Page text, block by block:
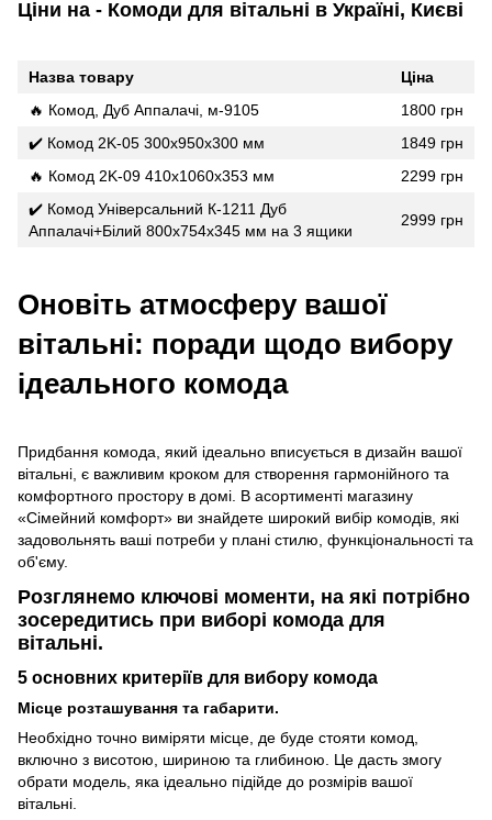
Ціни на - Комоди для вітальні в Україні, Києві
Назва товару
Ціна
🔥 Комод, Дуб Аппалачі, м-9105
1800 грн
✔️ Комод 2K-05 300х950х300 мм
1849 грн
🔥 Комод 2K-09 410х1060х353 мм
2299 грн
✔️ Комод Універсальний К-1211 Дуб
Аппалачі+Білий 800х754х345 мм на 3 ящики
2999 грн
Оновіть атмосферу вашої
вітальні: поради щодо вибору
ідеального комода
Придбання комода, який ідеально вписується в дизайн вашої
вітальні, є важливим кроком для створення гармонійного та
комфортного простору в домі. В асортименті магазину
«Сімейний комфорт» ви знайдете широкий вибір комодів, які
задовольнять ваші потреби у плані стилю, функціональності та
об'єму.
Розглянемо ключові моменти, на які потрібно
зосередитись при виборі комода для
вітальні.
5 основних критеріїв для вибору комода
Місце розташування та габарити.
Необхідно точно виміряти місце, де буде стояти комод,
включно з висотою, шириною та глибиною. Це дасть змогу
обрати модель, яка ідеально підійде до розмірів вашої
вітальні.